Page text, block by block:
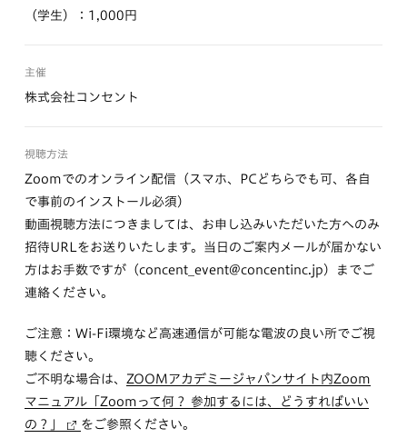
（学生）：1,000円
主催
株式会社コンセント
視聴方法
Zoomでのオンライン配信（スマホ、PCどちらでも可、各自
で事前のインストール必須）
動画視聴方法につきましては、お申し込みいただいた方へのみ
招待URLをお送りいたします。当日のご案内メールが届かない
方はお手数ですが（concent_event@concentinc.jp）までご
連絡ください。
ご注意：Wi-Fi環境など高速通信が可能な電波の良い所でご視
聴ください。
ご不明な場合は、
ZOOMアカデミージャパンサイト内Zoom
マニュアル「Zoomって何？ 参加するには、どうすればいい
の？」
をご参照ください。